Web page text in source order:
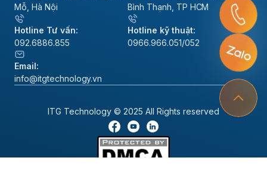
Mỗ, Hà Nội
Bình Thạnh, TP HCM
Hotline Tư vấn:
092.6886.855
Hotline kỹ thuật:
0966.966.051/052
Email:
info@itgtechnology.vn
ITG Technology © 2025 All Rights reserved